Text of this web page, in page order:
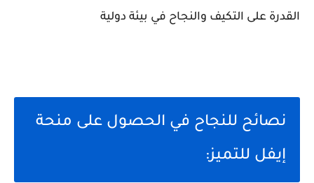
القدرة على التكيف والنجاح في بيئة دولية
نصائح للنجاح في الحصول على منحة
إيفل للتميز: